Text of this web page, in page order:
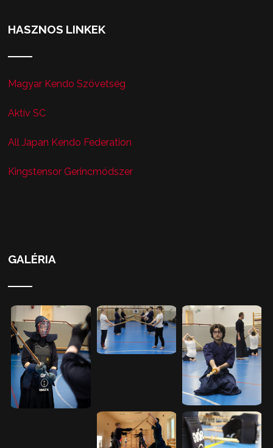
HASZNOS LINKEK
Magyar Kendo Szövetség
Aktív SC
All Japan Kendo Federation
Kingstensor Gerincmódszer
GALÉRIA